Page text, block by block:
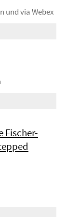
und via Webex
Fischer-